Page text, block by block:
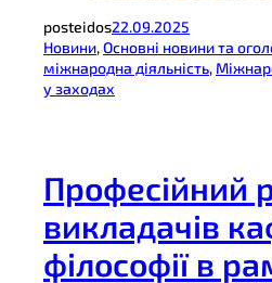
posteidos22.09.2025
Новини, Основні новини та
міжнародна діяльність,
у заходах
Професійний
викладачів
філософії в